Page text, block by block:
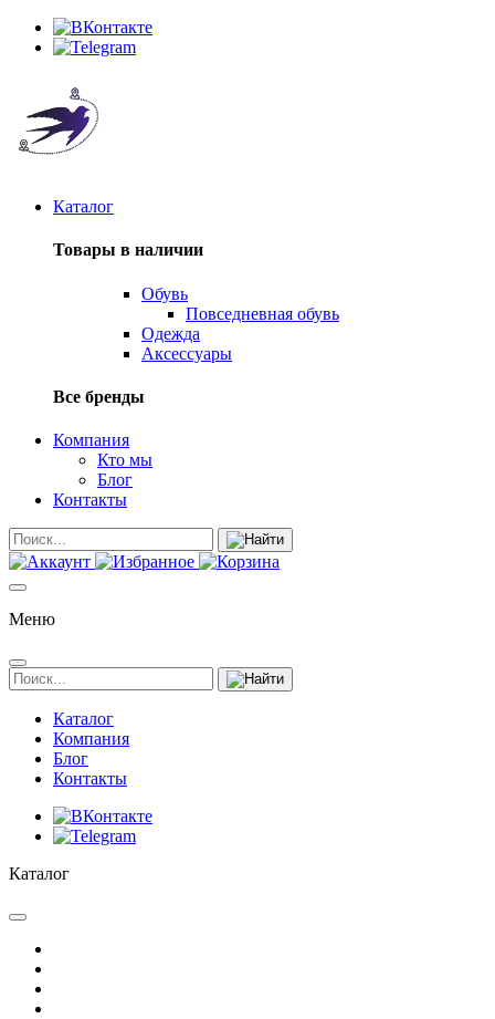
Каталог
Товары в наличии
Обувь
Повседневная обувь
Одежда
Аксессуары
Все бренды
Компания
Кто мы
Блог
Контакты
Меню
Каталог
Компания
Блог
Контакты
Каталог